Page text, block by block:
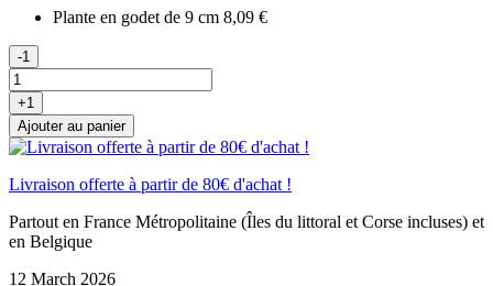
Plante en godet de 9 cm 8,09 €
-1
+1
Ajouter au panier
Livraison offerte à partir de 80€ d'achat !
Partout en France Métropolitaine (Îles du littoral et Corse incluses) et
en Belgique
12 March 2026